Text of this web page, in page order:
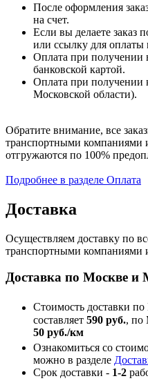
После оформления
на счет.
Если вы делаете заказ
или ссылку для оплаты
Оплата при
банковской картой.
Оплата при получении
Московской области).
Обратите внимание, все
транспортными компаниями
отгружаются по 100%
Подробнее в разделе Оплата
Доставка
Осуществляем доставку по
транспортными компаниями
Доставка по Москве и
Стоимость доставки по
составляет 590 руб., по
50 руб./км
Ознакомиться со
можно в разделе
Срок доставки - 1-2